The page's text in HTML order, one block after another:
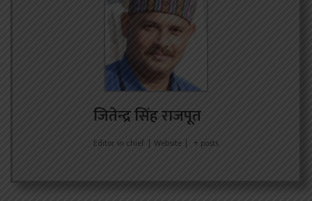
जितेन्द्र सिंह राजपूत
Editor in chief | Website | + posts